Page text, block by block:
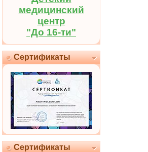
медицинский
центр
"До 16-ти"
Сертификаты
Сертификаты